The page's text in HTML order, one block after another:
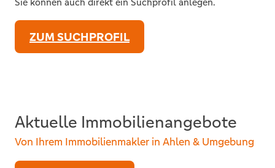
ZUM SUCHPROFIL
Aktuelle Immobilienangebote
Von Ihrem Immobilienmakler in Ahlen & Umgebung